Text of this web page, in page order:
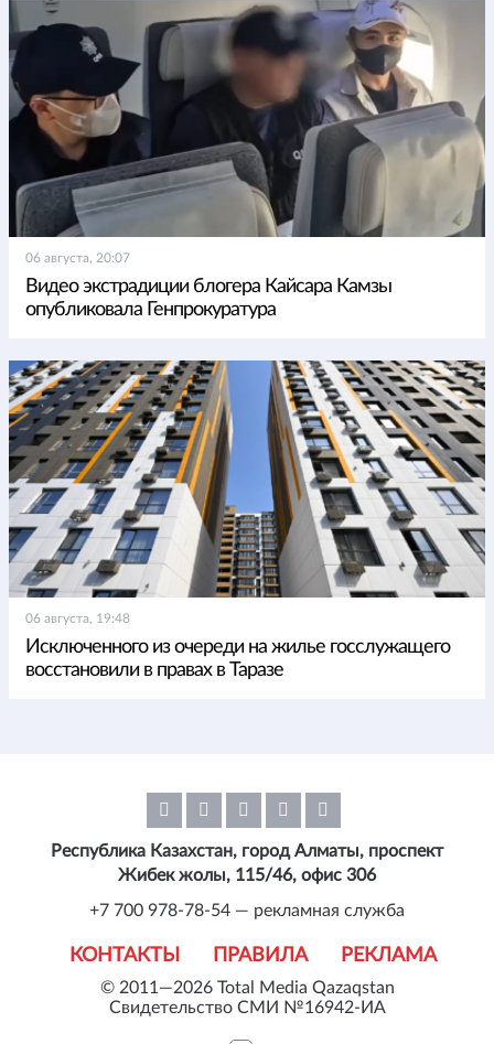
06 августа, 20:07
Видео экстрадиции блогера Кайсара Камзы
опубликовала Генпрокуратура
06 августа, 19:48
Исключенного из очереди на жилье госслужащего
восстановили в правах в Таразе
© 2011—2026 Total Media Qazaqstan
Свидетельство СМИ №16942-ИА
КОНТАКТЫ ПРАВИЛА РЕКЛАМА
Республика Казахстан, город Алматы, проспект
Жибек жолы, 115/46, офис 306
+7 700 978-78-54 — рекламная служба